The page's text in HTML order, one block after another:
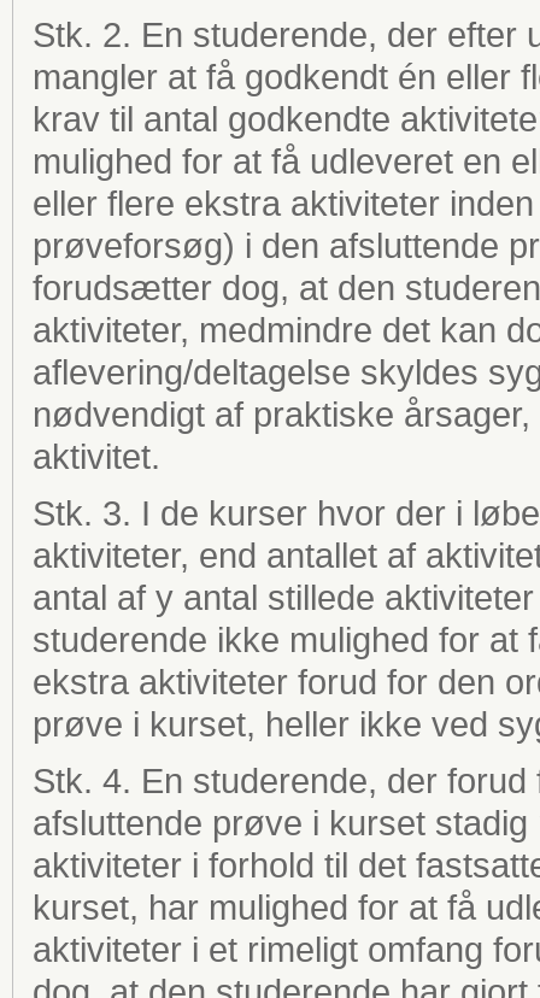
Stk. 2. En studerende, der efter
mangler at få godkendt én eller
krav til antal godkendte
mulighed for at få udleveret en
eller flere ekstra aktiviteter
prøveforsøg) i den afsluttende
forudsætter dog, at den
aktiviteter, medmindre det kan
aflevering/deltagelse skyldes
nødvendigt af praktiske
aktivitet.
Stk. 3. I de kurser hvor der i
aktiviteter, end antallet af
antal af y antal stillede
studerende ikke mulighed for at
ekstra aktiviteter forud for den
prøve i kurset, heller ikke ved
Stk. 4. En studerende, der
afsluttende prøve i kurset
aktiviteter i forhold til det
kurset, har mulighed for at få
aktiviteter i et rimeligt omfang